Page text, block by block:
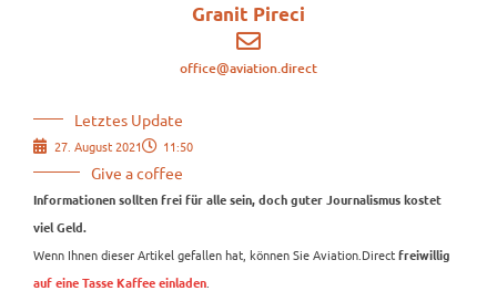
Granit Pireci
office@aviation.direct
Letztes Update
27. August 2021 11:50
Give a coffee
Informationen sollten frei für alle sein, doch guter Journalismus kostet
viel Geld.
Wenn Ihnen dieser Artikel gefallen hat, können Sie Aviation.Direct freiwillig
auf eine Tasse Kaffee einladen